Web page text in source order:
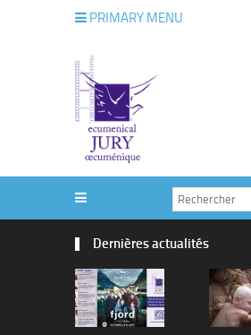
PRIMARY MENU
Dernières actualités